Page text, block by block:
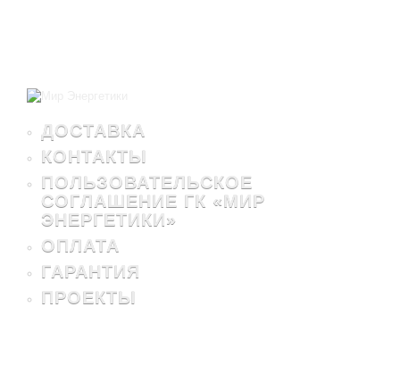
ДОСТАВКА
КОНТАКТЫ
ПОЛЬЗОВАТЕЛЬСКОЕ
СОГЛАШЕНИЕ ГК «МИР
ЭНЕРГЕТИКИ»
ОПЛАТА
ГАРАНТИЯ
ПРОЕКТЫ